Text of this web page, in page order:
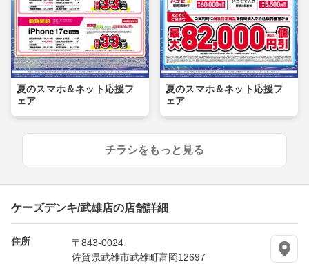
夏のスマホ＆ネット応援フ
ェア
夏のスマホ＆ネット応援フ
ェア
チラシをもっと見る
ケーズデンキ/武雄店の店舗詳細
住所
〒843-0024
佐賀県武雄市武雄町富岡12697